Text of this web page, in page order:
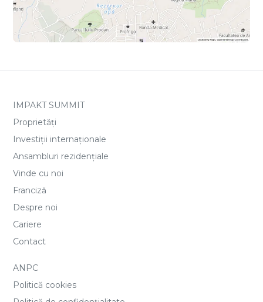
IMPAKT SUMMIT
Proprietăți
Investiții internaționale
Ansambluri rezidențiale
Vinde cu noi
Franciză
Despre noi
Cariere
Contact
ANPC
Politică cookies